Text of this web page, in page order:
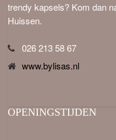
trendy kapsels? Kom dan
Huissen.
026 213 58 67
www.bylisas.nl
OPENINGSTIJDEN